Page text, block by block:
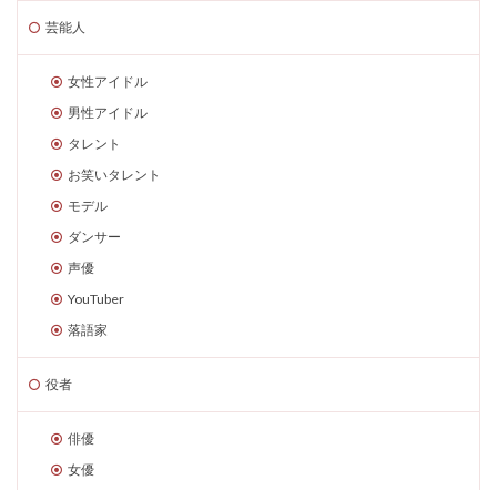
芸能人
女性アイドル
男性アイドル
タレント
お笑いタレント
モデル
ダンサー
声優
YouTuber
落語家
役者
俳優
女優